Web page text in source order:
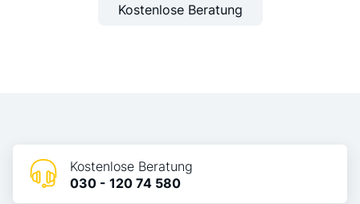
Kostenlose Beratung
Kostenlose Beratung
030 - 120 74 580